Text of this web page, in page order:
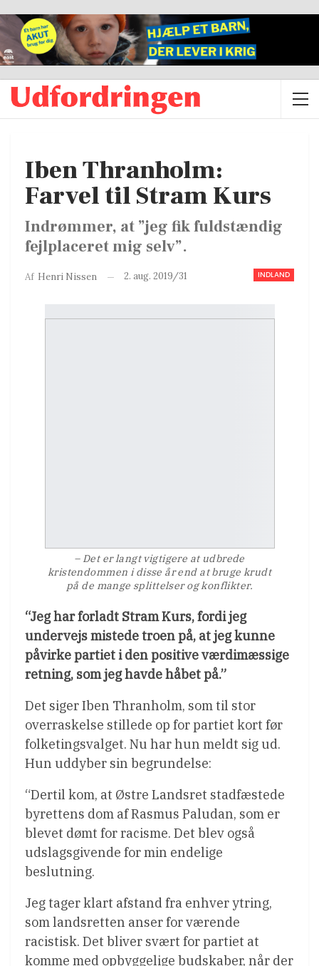
Iben Thranholm:
Farvel til Stram Kurs
Indrømmer, at ”jeg fik fuldstændig
fejlplaceret mig selv”.
INDLAND
Af Henri Nissen 2. aug. 2019/31
– Det er langt vigtigere at udbrede
kristendommen i disse år end at bruge krudt
på de mange splittelser og konflikter.
“Jeg har forladt Stram Kurs, fordi jeg
undervejs mistede troen på, at jeg kunne
påvirke partiet i den positive værdimæssige
retning, som jeg havde håbet på.”
Det siger Iben Thranholm, som til stor
overraskelse stillede op for partiet kort før
folketingsvalget. Nu har hun meldt sig ud.
Hun uddyber sin begrundelse:
“Dertil kom, at Østre Landsret stadfæstede
byrettens dom af Rasmus Paludan, som er
blevet dømt for racisme. Det blev også
udslagsgivende for min endelige
beslutning.
Jeg tager klart afstand fra enhver ytring,
som landsretten anser for værende
racistisk. Det bliver svært for partiet at
komme med opbyggelige budskaber, når der